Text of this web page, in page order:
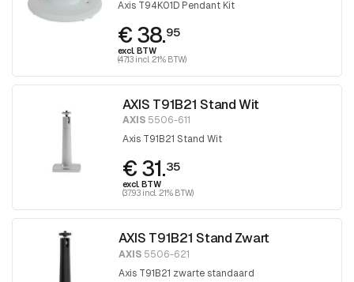
Axis T94K01D Pendant Kit
€ 38.95
excl. BTW
(47.13 incl. 21% BTW)
AXIS T91B21 Stand Wit
AXIS5506-611
Axis T91B21 Stand Wit
€ 31.35
excl. BTW
(37.93 incl. 21% BTW)
AXIS T91B21 Stand Zwart
AXIS5506-621
Axis T91B21 zwarte standaard